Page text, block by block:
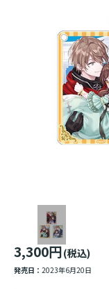
3,300円(税込)
発売日： 2023年6月20日